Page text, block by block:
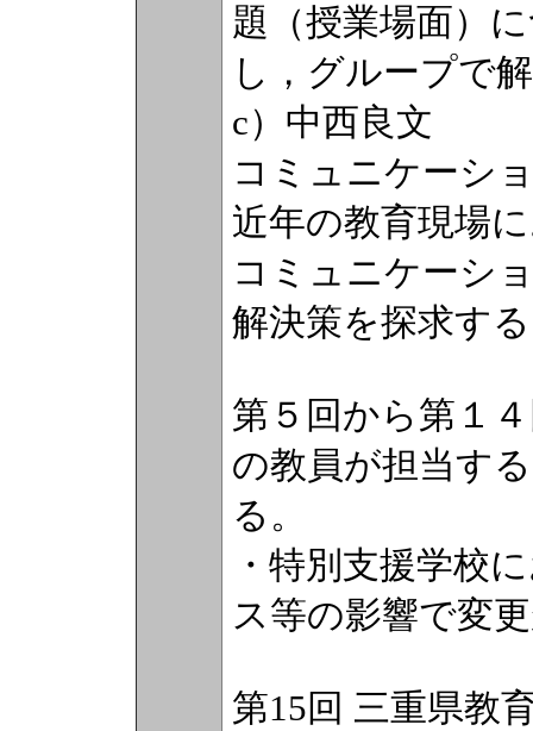
題（授業場面）
し，グループで
c）中西良文
コミュニケーシ
近年の教育現場
コミュニケーシ
解決策を探求す
第５回から第１
の教員が担当す
る。
・特別支援学校
ス等の影響で変
第15回 三重県教